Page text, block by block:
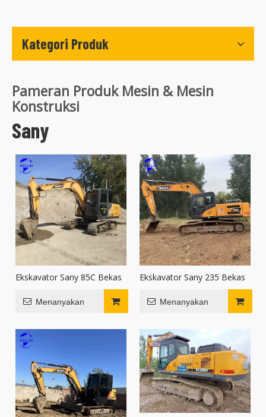
Kategori Produk
Pameran Produk Mesin & Mesin
Konstruksi
Sany
Ekskavator Sany 85C Bekas
Menanyakan
Ekskavator Sany 235 Bekas
Menanyakan